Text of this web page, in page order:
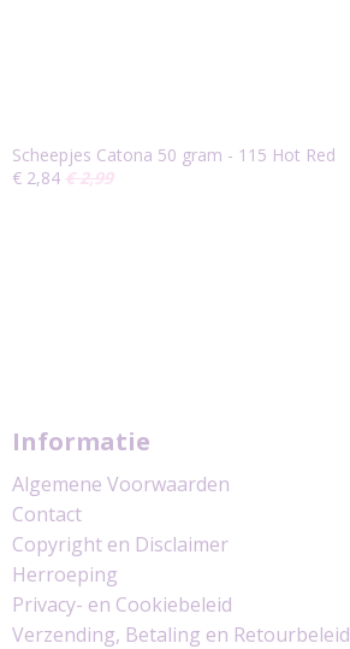
Scheepjes Catona 50 gram - 115 Hot Red
€ 2,84 € 2,99
Informatie
Algemene Voorwaarden
Contact
Copyright en Disclaimer
Herroeping
Privacy- en Cookiebeleid
Verzending, Betaling en Retourbeleid